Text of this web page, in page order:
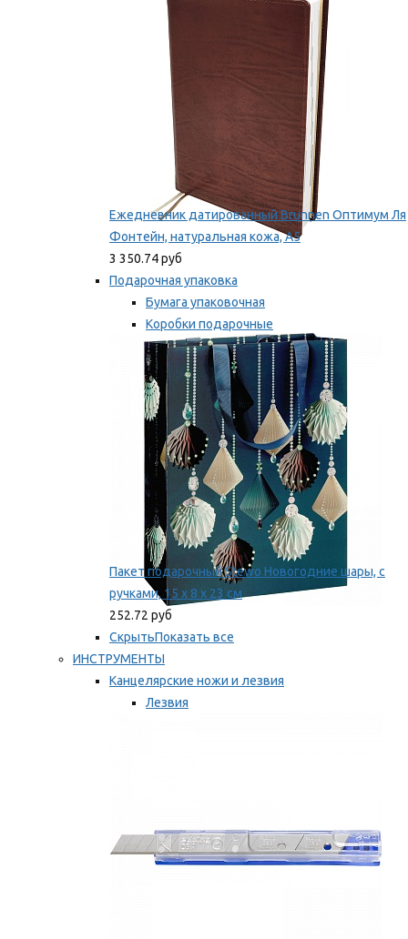
Мы рекомендуем
Ежедневник датированный Brunnen Оптимум Ля
Фонтейн, натуральная кожа, А5
3 350.74 руб
Подарочная упаковка
Бумага упаковочная
Коробки подарочные
Ленты, бобины
Мы рекомендуем
Пакет подарочный Stewo Новогодние шары, с
ручками, 15 х 8 х 23 см
252.72 руб
СкрытьПоказать все
ИНСТРУМЕНТЫ
Канцелярские ножи и лезвия
Лезвия